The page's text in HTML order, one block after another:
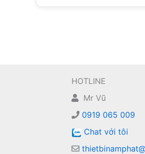
HOTLINE
Mr Vũ
0919 065 009
Chat với tôi